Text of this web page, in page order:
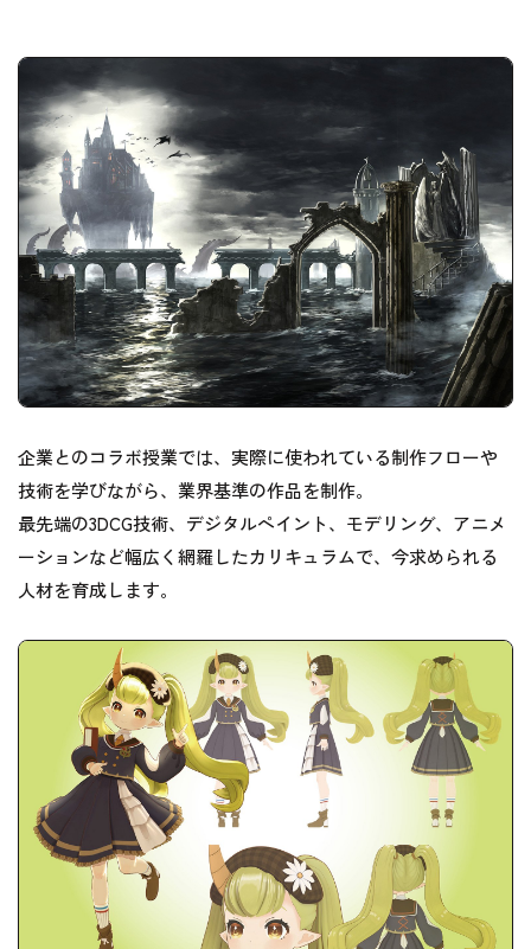
企業とのコラボ授業では、実際に使われている制作フローや
技術を学びながら、業界基準の作品を制作。
最先端の3DCG技術、デジタルペイント、モデリング、アニメ
ーションなど幅広く網羅したカリキュラムで、今求められる
人材を育成します。